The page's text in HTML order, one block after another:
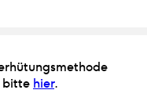
bitte hier.